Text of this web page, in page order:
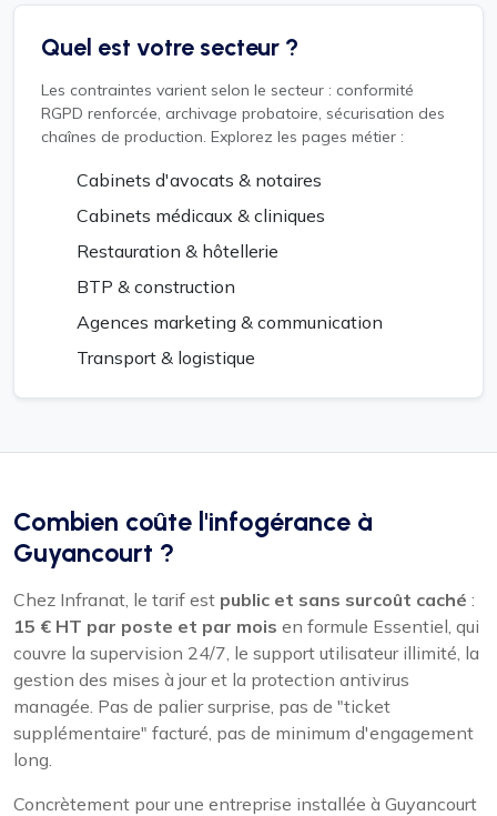
Quel est votre secteur ?
Les contraintes varient selon le secteur : conformité
RGPD renforcée, archivage probatoire, sécurisation des
chaînes de production. Explorez les pages métier :
Cabinets d'avocats & notaires
Cabinets médicaux & cliniques
Restauration & hôtellerie
BTP & construction
Agences marketing & communication
Transport & logistique
Combien coûte l'infogérance à
Guyancourt ?
Chez Infranat, le tarif est public et sans surcoût caché :
15 € HT par poste et par mois en formule Essentiel, qui
couvre la supervision 24/7, le support utilisateur illimité, la
gestion des mises à jour et la protection antivirus
managée. Pas de palier surprise, pas de "ticket
supplémentaire" facturé, pas de minimum d'engagement
long.
Concrètement pour une entreprise installée à Guyancourt